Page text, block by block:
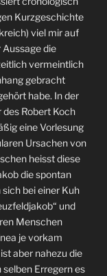
Kurzgeschichte
viel mir auf
die
vermeintlich
gebracht
habe. In der
des Robert Koch
eine Vorlesung
Ursachen von
heisst diese
die spontan
bei einer Kuh
und
Menschen
je vorkam
aber nahezu die
Erregern es